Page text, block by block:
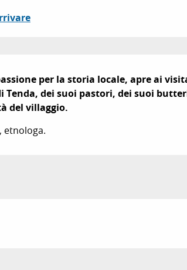
per la storia locale, apre ai
dei suoi pastori, dei suoi
del villaggio.
etnologa.